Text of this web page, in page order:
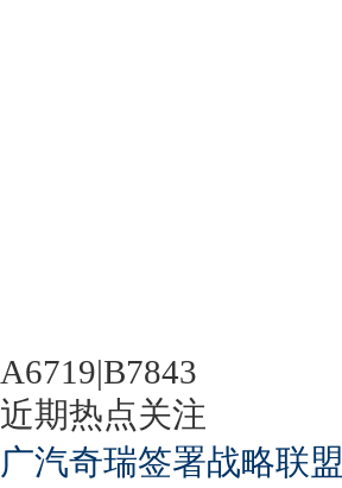
A6719|B7843
近期热点关注
广汽奇瑞签署战略联盟